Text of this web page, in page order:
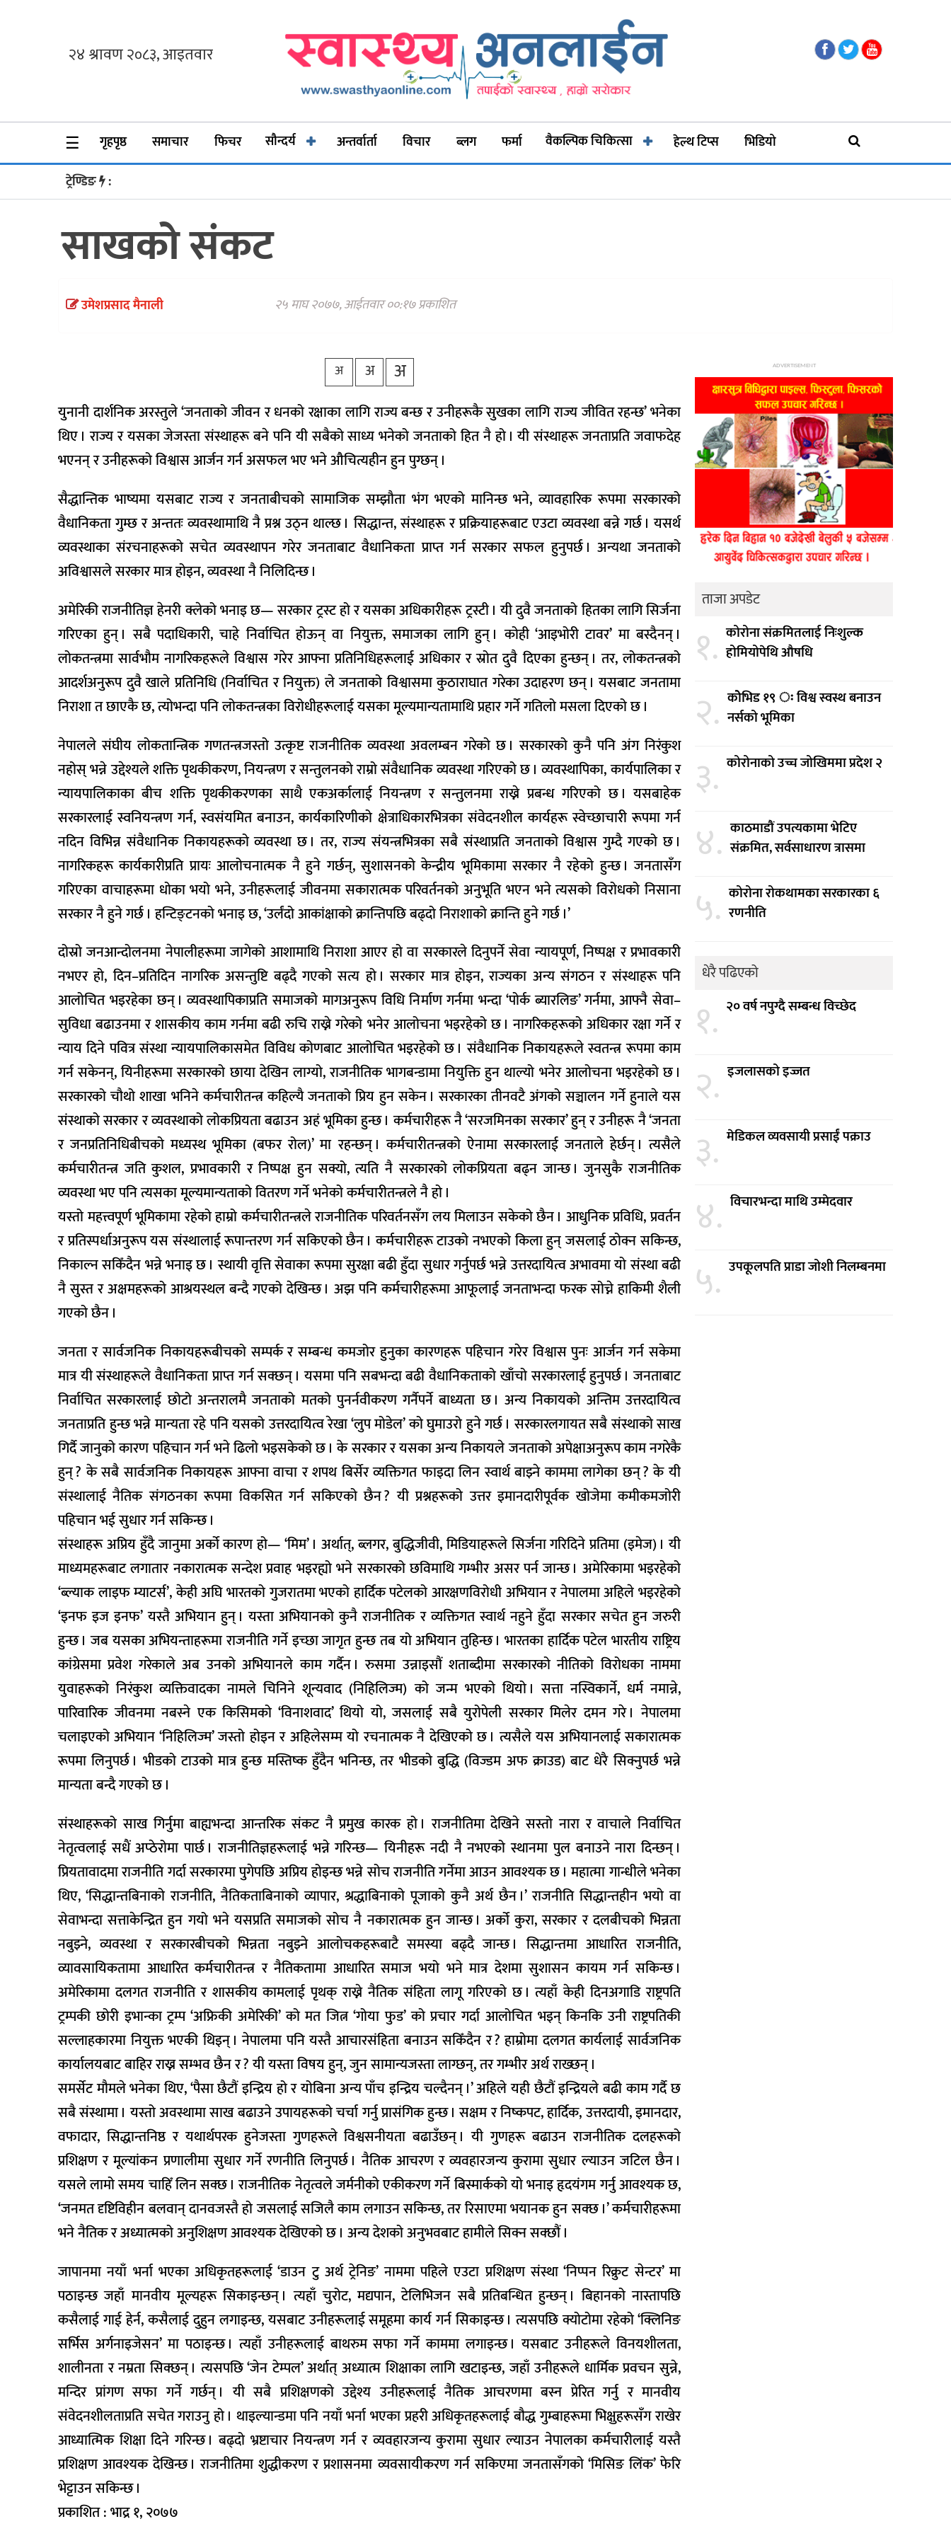
सौन्दर्य
अन्तर्वार्ता
☰ गृहपृष्ठ समाचार फिचर सौन्दर्य अन्तर्वार्ता विचार ब्लग फर्मा वैकल्पिक चिकित्सा हेल्थ टिप्स
भिडियो
ट्रेण्डिङ :
साखको संकट
उमेशप्रसाद मैनाली २५ माघ २०७७, आईतवार ००:१७ प्रकाशित
अ अ अ
युनानी दार्शनिक अरस्तुले ‘जनताको जीवन र धनको रक्षाका लागि राज्य बन्छ र उनीहरूकै सुखका लागि राज्य जीवित रहन्छ’ भनेका
थिए । राज्य र यसका जेजस्ता संस्थाहरू बने पनि यी सबैको साध्य भनेको जनताको हित नै हो । यी संस्थाहरू जनताप्रति जवाफदेह
भएनन् र उनीहरूको विश्वास आर्जन गर्न असफल भए भने औचित्यहीन हुन पुग्छन् ।
सैद्धान्तिक भाष्यमा यसबाट राज्य र जनताबीचको सामाजिक सम्झौता भंग भएको मानिन्छ भने, व्यावहारिक रूपमा सरकारको
वैधानिकता गुम्छ र अन्ततः व्यवस्थामाथि नै प्रश्न उठ्न थाल्छ । सिद्धान्त, संस्थाहरू र प्रक्रियाहरूबाट एउटा व्यवस्था बन्ने गर्छ । यसर्थ
व्यवस्थाका संरचनाहरूको सचेत व्यवस्थापन गरेर जनताबाट वैधानिकता प्राप्त गर्न सरकार सफल हुनुपर्छ । अन्यथा जनताको
अविश्वासले सरकार मात्र होइन, व्यवस्था नै निलिदिन्छ ।
अमेरिकी राजनीतिज्ञ हेनरी क्लेको भनाइ छ— सरकार ट्रस्ट हो र यसका अधिकारीहरू ट्रस्टी । यी दुवै जनताको हितका लागि सिर्जना
गरिएका हुन् । सबै पदाधिकारी, चाहे निर्वाचित होऊन् वा नियुक्त, समाजका लागि हुन् । कोही ‘आइभोरी टावर’ मा बस्दैनन् ।
लोकतन्त्रमा सार्वभौम नागरिकहरूले विश्वास गरेर आफ्ना प्रतिनिधिहरूलाई अधिकार र स्रोत दुवै दिएका हुन्छन् । तर, लोकतन्त्रको
आदर्शअनुरूप दुवै खाले प्रतिनिधि (निर्वाचित र नियुक्त) ले जनताको विश्वासमा कुठाराघात गरेका उदाहरण छन् । यसबाट जनतामा
निराशा त छाएकै छ, त्योभन्दा पनि लोकतन्त्रका विरोधीहरूलाई यसका मूल्यमान्यतामाथि प्रहार गर्ने गतिलो मसला दिएको छ ।
नेपालले संघीय लोकतान्त्रिक गणतन्त्रजस्तो उत्कृष्ट राजनीतिक व्यवस्था अवलम्बन गरेको छ । सरकारको कुनै पनि अंग निरंकुश
नहोस् भन्ने उद्देश्यले शक्ति पृथकीकरण, नियन्त्रण र सन्तुलनको राम्रो संवैधानिक व्यवस्था गरिएको छ । व्यवस्थापिका, कार्यपालिका र
न्यायपालिकाका बीच शक्ति पृथकीकरणका साथै एकअर्कालाई नियन्त्रण र सन्तुलनमा राख्ने प्रबन्ध गरिएको छ । यसबाहेक
सरकारलाई स्वनियन्त्रण गर्न, स्वसंयमित बनाउन, कार्यकारिणीको क्षेत्राधिकारभित्रका संवेदनशील कार्यहरू स्वेच्छाचारी रूपमा गर्न
नदिन विभिन्न संवैधानिक निकायहरूको व्यवस्था छ । तर, राज्य संयन्त्रभित्रका सबै संस्थाप्रति जनताको विश्वास गुम्दै गएको छ ।
नागरिकहरू कार्यकारीप्रति प्रायः आलोचनात्मक नै हुने गर्छन्, सुशासनको केन्द्रीय भूमिकामा सरकार नै रहेको हुन्छ । जनतासँग
गरिएका वाचाहरूमा धोका भयो भने, उनीहरूलाई जीवनमा सकारात्मक परिवर्तनको अनुभूति भएन भने त्यसको विरोधको निसाना
सरकार नै हुने गर्छ । हन्टिङ्टनको भनाइ छ, ‘उर्लंदो आकांक्षाको क्रान्तिपछि बढ्दो निराशाको क्रान्ति हुने गर्छ ।’
दोस्रो जनआन्दोलनमा नेपालीहरूमा जागेको आशामाथि निराशा आएर हो वा सरकारले दिनुपर्ने सेवा न्यायपूर्ण, निष्पक्ष र प्रभावकारी
नभएर हो, दिन–प्रतिदिन नागरिक असन्तुष्टि बढ्दै गएको सत्य हो । सरकार मात्र होइन, राज्यका अन्य संगठन र संस्थाहरू पनि
आलोचित भइरहेका छन् । व्यवस्थापिकाप्रति समाजको मागअनुरूप विधि निर्माण गर्नमा भन्दा ‘पोर्क ब्यारलिङ’ गर्नमा, आफ्नै सेवा–
सुविधा बढाउनमा र शासकीय काम गर्नमा बढी रुचि राख्ने गरेको भनेर आलोचना भइरहेको छ । नागरिकहरूको अधिकार रक्षा गर्ने र
न्याय दिने पवित्र संस्था न्यायपालिकासमेत विविध कोणबाट आलोचित भइरहेको छ । संवैधानिक निकायहरूले स्वतन्त्र रूपमा काम
गर्न सकेनन्, यिनीहरूमा सरकारको छाया देखिन लाग्यो, राजनीतिक भागबन्डामा नियुक्ति हुन थाल्यो भनेर आलोचना भइरहेको छ ।
सरकारको चौथो शाखा भनिने कर्मचारीतन्त्र कहिल्यै जनताको प्रिय हुन सकेन । सरकारका तीनवटै अंगको सञ्चालन गर्ने हुनाले यस
संस्थाको सरकार र व्यवस्थाको लोकप्रियता बढाउन अहं भूमिका हुन्छ । कर्मचारीहरू नै ‘सरजमिनका सरकार’ हुन् र उनीहरू नै ‘जनता
र जनप्रतिनिधिबीचको मध्यस्थ भूमिका (बफर रोल)’ मा रहन्छन् । कर्मचारीतन्त्रको ऐनामा सरकारलाई जनताले हेर्छन् । त्यसैले
कर्मचारीतन्त्र जति कुशल, प्रभावकारी र निष्पक्ष हुन सक्यो, त्यति नै सरकारको लोकप्रियता बढ्न जान्छ । जुनसुकै राजनीतिक
व्यवस्था भए पनि त्यसका मूल्यमान्यताको वितरण गर्ने भनेको कर्मचारीतन्त्रले नै हो ।
यस्तो महत्त्वपूर्ण भूमिकामा रहेको हाम्रो कर्मचारीतन्त्रले राजनीतिक परिवर्तनसँग लय मिलाउन सकेको छैन । आधुनिक प्रविधि, प्रवर्तन
र प्रतिस्पर्धाअनुरूप यस संस्थालाई रूपान्तरण गर्न सकिएको छैन । कर्मचारीहरू टाउको नभएको किला हुन् जसलाई ठोक्न सकिन्छ,
निकाल्न सकिँदैन भन्ने भनाइ छ । स्थायी वृत्ति सेवाका रूपमा सुरक्षा बढी हुँदा सुधार गर्नुपर्छ भन्ने उत्तरदायित्व अभावमा यो संस्था बढी
नै सुस्त र अक्षमहरूको आश्रयस्थल बन्दै गएको देखिन्छ । अझ पनि कर्मचारीहरूमा आफूलाई जनताभन्दा फरक सोच्ने हाकिमी शैली
गएको छैन ।
जनता र सार्वजनिक निकायहरूबीचको सम्पर्क र सम्बन्ध कमजोर हुनुका कारणहरू पहिचान गरेर विश्वास पुनः आर्जन गर्न सकेमा
मात्र यी संस्थाहरूले वैधानिकता प्राप्त गर्न सक्छन् । यसमा पनि सबभन्दा बढी वैधानिकताको खाँचो सरकारलाई हुनुपर्छ । जनताबाट
निर्वाचित सरकारलाई छोटो अन्तरालमै जनताको मतको पुनर्नवीकरण गर्नैपर्ने बाध्यता छ । अन्य निकायको अन्तिम उत्तरदायित्व
जनताप्रति हुन्छ भन्ने मान्यता रहे पनि यसको उत्तरदायित्व रेखा ‘लुप मोडेल’ को घुमाउरो हुने गर्छ । सरकारलगायत सबै संस्थाको साख
गिर्दै जानुको कारण पहिचान गर्न भने ढिलो भइसकेको छ । के सरकार र यसका अन्य निकायले जनताको अपेक्षाअनुरूप काम नगरेकै
हुन् ? के सबै सार्वजनिक निकायहरू आफ्ना वाचा र शपथ बिर्सेर व्यक्तिगत फाइदा लिन स्वार्थ बाझ्ने काममा लागेका छन् ? के यी
संस्थालाई नैतिक संगठनका रूपमा विकसित गर्न सकिएको छैन ? यी प्रश्नहरूको उत्तर इमानदारीपूर्वक खोजेमा कमीकमजोरी
पहिचान भई सुधार गर्न सकिन्छ ।
संस्थाहरू अप्रिय हुँदै जानुमा अर्को कारण हो— ‘मिम’ । अर्थात्, ब्लगर, बुद्धिजीवी, मिडियाहरूले सिर्जना गरिदिने प्रतिमा (इमेज) । यी
माध्यमहरूबाट लगातार नकारात्मक सन्देश प्रवाह भइरह्यो भने सरकारको छविमाथि गम्भीर असर पर्न जान्छ । अमेरिकामा भइरहेको
‘ब्ल्याक लाइफ म्याटर्स’, केही अघि भारतको गुजरातमा भएको हार्दिक पटेलको आरक्षणविरोधी अभियान र नेपालमा अहिले भइरहेको
‘इनफ इज इनफ’ यस्तै अभियान हुन् । यस्ता अभियानको कुनै राजनीतिक र व्यक्तिगत स्वार्थ नहुने हुँदा सरकार सचेत हुन जरुरी
हुन्छ । जब यसका अभियन्ताहरूमा राजनीति गर्ने इच्छा जागृत हुन्छ तब यो अभियान तुहिन्छ । भारतका हार्दिक पटेल भारतीय राष्ट्रिय
कांग्रेसमा प्रवेश गरेकाले अब उनको अभियानले काम गर्दैन । रुसमा उन्नाइसौं शताब्दीमा सरकारको नीतिको विरोधका नाममा
युवाहरूको निरंकुश व्यक्तिवादका नामले चिनिने शून्यवाद (निहिलिज्म) को जन्म भएको थियो । सत्ता नस्विकार्ने, धर्म नमान्ने,
पारिवारिक जीवनमा नबस्ने एक किसिमको ‘विनाशवाद’ थियो यो, जसलाई सबै युरोपेली सरकार मिलेर दमन गरे । नेपालमा
चलाइएको अभियान ‘निहिलिज्म’ जस्तो होइन र अहिलेसम्म यो रचनात्मक नै देखिएको छ । त्यसैले यस अभियानलाई सकारात्मक
रूपमा लिनुपर्छ । भीडको टाउको मात्र हुन्छ मस्तिष्क हुँदैन भनिन्छ, तर भीडको बुद्धि (विज्डम अफ क्राउड) बाट धेरै सिक्नुपर्छ भन्ने
मान्यता बन्दै गएको छ ।
संस्थाहरूको साख गिर्नुमा बाह्यभन्दा आन्तरिक संकट नै प्रमुख कारक हो । राजनीतिमा देखिने सस्तो नारा र वाचाले निर्वाचित
नेतृत्वलाई सधैं अप्ठेरोमा पार्छ । राजनीतिज्ञहरूलाई भन्ने गरिन्छ— यिनीहरू नदी नै नभएको स्थानमा पुल बनाउने नारा दिन्छन् ।
प्रियतावादमा राजनीति गर्दा सरकारमा पुगेपछि अप्रिय होइन्छ भन्ने सोच राजनीति गर्नेमा आउन आवश्यक छ । महात्मा गान्धीले भनेका
थिए, ‘सिद्धान्तबिनाको राजनीति, नैतिकताबिनाको व्यापार, श्रद्धाबिनाको पूजाको कुनै अर्थ छैन ।’ राजनीति सिद्धान्तहीन भयो वा
सेवाभन्दा सत्ताकेन्द्रित हुन गयो भने यसप्रति समाजको सोच नै नकारात्मक हुन जान्छ । अर्को कुरा, सरकार र दलबीचको भिन्नता
नबुझ्ने, व्यवस्था र सरकारबीचको भिन्नता नबुझ्ने आलोचकहरूबाटै समस्या बढ्दै जान्छ । सिद्धान्तमा आधारित राजनीति,
व्यावसायिकतामा आधारित कर्मचारीतन्त्र र नैतिकतामा आधारित समाज भयो भने मात्र देशमा सुशासन कायम गर्न सकिन्छ ।
अमेरिकामा दलगत राजनीति र शासकीय कामलाई पृथक् राख्ने नैतिक संहिता लागू गरिएको छ । त्यहाँ केही दिनअगाडि राष्ट्रपति
ट्रम्पकी छोरी इभान्का ट्रम्प ‘अफ्रिकी अमेरिकी’ को मत जित्न ‘गोया फुड’ को प्रचार गर्दा आलोचित भइन् किनकि उनी राष्ट्रपतिकी
सल्लाहकारमा नियुक्त भएकी थिइन् । नेपालमा पनि यस्तै आचारसंहिता बनाउन सकिँदैन र ? हाम्रोमा दलगत कार्यलाई सार्वजनिक
कार्यालयबाट बाहिर राख्न सम्भव छैन र ? यी यस्ता विषय हुन्, जुन सामान्यजस्ता लाग्छन्, तर गम्भीर अर्थ राख्छन् ।
समर्सेट मौमले भनेका थिए, ‘पैसा छैटौं इन्द्रिय हो र योबिना अन्य पाँच इन्द्रिय चल्दैनन् ।’ अहिले यही छैटौं इन्द्रियले बढी काम गर्दै छ
सबै संस्थामा । यस्तो अवस्थामा साख बढाउने उपायहरूको चर्चा गर्नु प्रासंगिक हुन्छ । सक्षम र निष्कपट, हार्दिक, उत्तरदायी, इमानदार,
वफादार, सिद्धान्तनिष्ठ र यथार्थपरक हुनेजस्ता गुणहरूले विश्वसनीयता बढाउँछन् । यी गुणहरू बढाउन राजनीतिक दलहरूको
प्रशिक्षण र मूल्यांकन प्रणालीमा सुधार गर्ने रणनीति लिनुपर्छ । नैतिक आचरण र व्यवहारजन्य कुरामा सुधार ल्याउन जटिल छैन ।
यसले लामो समय चाहिँ लिन सक्छ । राजनीतिक नेतृत्वले जर्मनीको एकीकरण गर्ने बिस्मार्कको यो भनाइ हृदयंगम गर्नु आवश्यक छ,
‘जनमत दृष्टिविहीन बलवान् दानवजस्तै हो जसलाई सजिलै काम लगाउन सकिन्छ, तर रिसाएमा भयानक हुन सक्छ ।’ कर्मचारीहरूमा
भने नैतिक र अध्यात्मको अनुशिक्षण आवश्यक देखिएको छ । अन्य देशको अनुभवबाट हामीले सिक्न सक्छौं ।
जापानमा नयाँ भर्ना भएका अधिकृतहरूलाई ‘डाउन टु अर्थ ट्रेनिङ’ नाममा पहिले एउटा प्रशिक्षण संस्था ‘निप्पन रिक्रुट सेन्टर’ मा
पठाइन्छ जहाँ मानवीय मूल्यहरू सिकाइन्छन् । त्यहाँ चुरोट, मद्यपान, टेलिभिजन सबै प्रतिबन्धित हुन्छन् । बिहानको नास्तापछि
कसैलाई गाई हेर्न, कसैलाई दुहुन लगाइन्छ, यसबाट उनीहरूलाई समूहमा कार्य गर्न सिकाइन्छ । त्यसपछि क्योटोमा रहेको ‘क्लिनिङ
सर्भिस अर्गनाइजेसन’ मा पठाइन्छ । त्यहाँ उनीहरूलाई बाथरुम सफा गर्ने काममा लगाइन्छ । यसबाट उनीहरूले विनयशीलता,
शालीनता र नम्रता सिक्छन् । त्यसपछि ‘जेन टेम्पल’ अर्थात् अध्यात्म शिक्षाका लागि खटाइन्छ, जहाँ उनीहरूले धार्मिक प्रवचन सुन्ने,
मन्दिर प्रांगण सफा गर्ने गर्छन् । यी सबै प्रशिक्षणको उद्देश्य उनीहरूलाई नैतिक आचरणमा बस्न प्रेरित गर्नु र मानवीय
संवेदनशीलताप्रति सचेत गराउनु हो । थाइल्यान्डमा पनि नयाँ भर्ना भएका प्रहरी अधिकृतहरूलाई बौद्ध गुम्बाहरूमा भिक्षुहरूसँग राखेर
आध्यात्मिक शिक्षा दिने गरिन्छ । बढ्दो भ्रष्टाचार नियन्त्रण गर्न र व्यवहारजन्य कुरामा सुधार ल्याउन नेपालका कर्मचारीलाई यस्तै
प्रशिक्षण आवश्यक देखिन्छ । राजनीतिमा शुद्धीकरण र प्रशासनमा व्यवसायीकरण गर्न सकिएमा जनतासँगको ‘मिसिङ लिंक’ फेरि
भेट्टाउन सकिन्छ ।
प्रकाशित : भाद्र १, २०७७
ADVERTISEMENT
ताजा अपडेट
१. कोरोना संक्रमितलाई निःशुल्क
होमियोपेथि औषधि
२. कोेभिड १९ ः विश्व स्वस्थ बनाउन
नर्सको भूमिका
३. कोरोनाको उच्च जोखिममा प्रदेश २
४. काठमाडौं उपत्यकामा भेटिए
संक्रमित, सर्वसाधारण त्रासमा
५. कोरोना रोकथामका सरकारका ६
रणनीति
धेरै पढिएको
१. २० वर्ष नपुग्दै सम्बन्ध विच्छेद
२. इजलासको इज्जत
३. मेडिकल व्यवसायी प्रसाईं पक्राउ
४. विचारभन्दा माथि उम्मेदवार
५. उपकूलपति प्राडा जोशी निलम्बनमा